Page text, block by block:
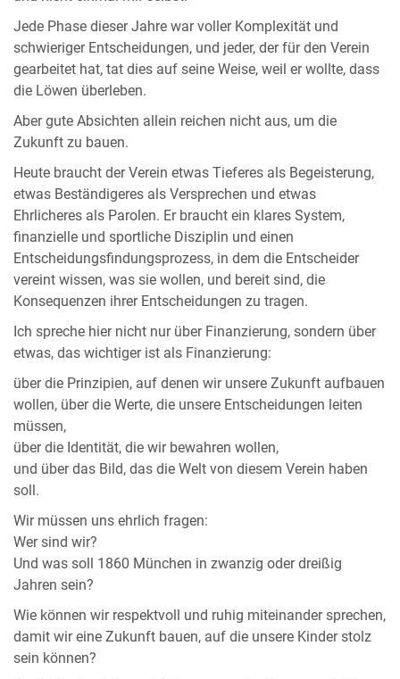
Jede Phase dieser Jahre war voller Komplexität und
schwieriger Entscheidungen, und jeder, der für den Verein
gearbeitet hat, tat dies auf seine Weise, weil er wollte, dass
die Löwen überleben.
Aber gute Absichten allein reichen nicht aus, um die
Zukunft zu bauen.
Heute braucht der Verein etwas Tieferes als Begeisterung,
etwas Beständigeres als Versprechen und etwas
Ehrlicheres als Parolen. Er braucht ein klares System,
finanzielle und sportliche Disziplin und einen
Entscheidungsfindungsprozess, in dem die Entscheider
vereint wissen, was sie wollen, und bereit sind, die
Konsequenzen ihrer Entscheidungen zu tragen.
Ich spreche hier nicht nur über Finanzierung, sondern über
etwas, das wichtiger ist als Finanzierung:
über die Prinzipien, auf denen wir unsere Zukunft aufbauen
wollen, über die Werte, die unsere Entscheidungen leiten
müssen,
über die Identität, die wir bewahren wollen,
und über das Bild, das die Welt von diesem Verein haben
soll.
Wir müssen uns ehrlich fragen:
Wer sind wir?
Und was soll 1860 München in zwanzig oder dreißig
Jahren sein?
Wie können wir respektvoll und ruhig miteinander sprechen,
damit wir eine Zukunft bauen, auf die unsere Kinder stolz
sein können?